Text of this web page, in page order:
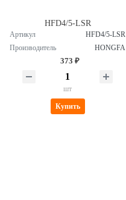
HFD4/5-LSR
Артикул
HFD4/5-LSR
Производитель
HONGFA
373 ₽
шт
Купить